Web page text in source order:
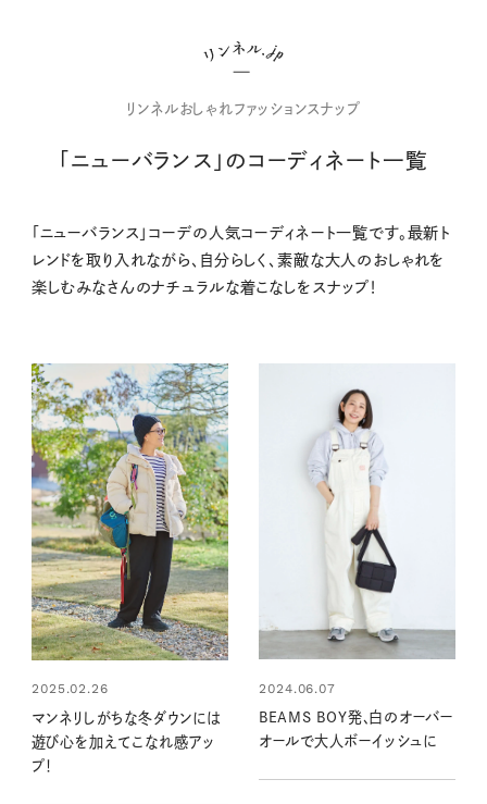
リンネルおしゃれファッションスナップ
「ニューバランス」のコーディネート一覧
「ニューバランス」コーデの人気コーディネート一覧です。最新ト
レンドを取り入れながら、自分らしく、素敵な大人のおしゃれを
楽しむみなさんのナチュラルな着こなしをスナップ！
2025.02.26
マンネリしがちな冬ダウンには
遊び心を加えてこなれ感アッ
プ！
2024.06.07
BEAMS BOY発、白のオーバー
オールで大人ボーイッシュに